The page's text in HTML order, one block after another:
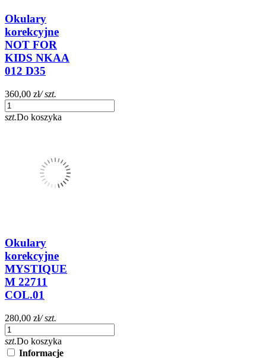
Okulary
korekcyjne
NOT FOR
KIDS NKAA
012 D35
360,00 zł/ szt.
szt.Do koszyka
Okulary
korekcyjne
MYSTIQUE
M 22711
COL.01
280,00 zł/ szt.
szt.Do koszyka
Informacje